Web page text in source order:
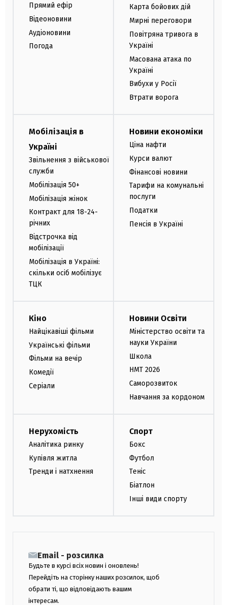
Прямий ефір
Відеоновини
Аудіоновини
Погода
Карта бойових дій
Мирні переговори
Повітряна тривога в
Україні
Масована атака по
Україні
Вибухи у Росії
Втрати ворога
Мобілізація в
Україні
Звільнення з військової
служби
Мобілізація 50+
Мобілізація жінок
Контракт для 18-24-
річних
Відстрочка від
мобілізації
Мобілізація в Україні:
скільки осіб мобілізує
ТЦК
Новини економіки
Ціна нафти
Курси валют
Фінансові новини
Тарифи на комунальні
послуги
Податки
Пенсія в Україні
Кіно
Найцікавіші фільми
Українські фільми
Фільми на вечір
Комедії
Серіали
Новини Освіти
Міністерство освіти та
науки України
Школа
НМТ 2026
Саморозвиток
Навчання за кордоном
Нерухомість
Аналітика ринку
Купівля житла
Тренди і натхнення
Спорт
Бокс
Футбол
Теніс
Біатлон
Інші види спорту
Email - розсилка
Будьте в курсі всіх новин і оновлень!
Перейдіть на сторінку наших розсилок, щоб
обрати ті, що відповідають вашим
інтересам.